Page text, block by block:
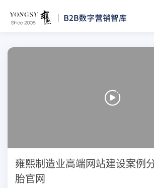
雍熙制造业高端网站建设案例
胎官网